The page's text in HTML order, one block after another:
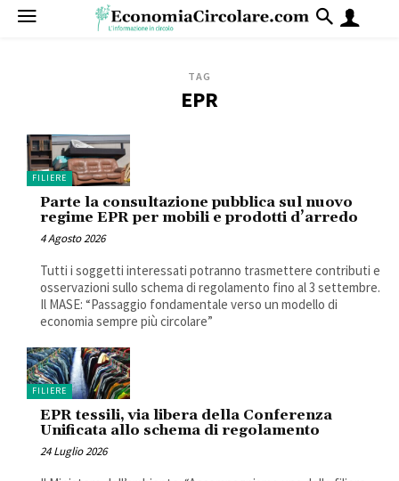
TAG
EPR
FILIERE
Parte la consultazione pubblica sul nuovo
regime EPR per mobili e prodotti d’arredo
4 Agosto 2026
Tutti i soggetti interessati potranno trasmettere contributi e
osservazioni sullo schema di regolamento fino al 3 settembre.
Il MASE: “Passaggio fondamentale verso un modello di
economia sempre più circolare”
FILIERE
EPR tessili, via libera della Conferenza
Unificata allo schema di regolamento
24 Luglio 2026